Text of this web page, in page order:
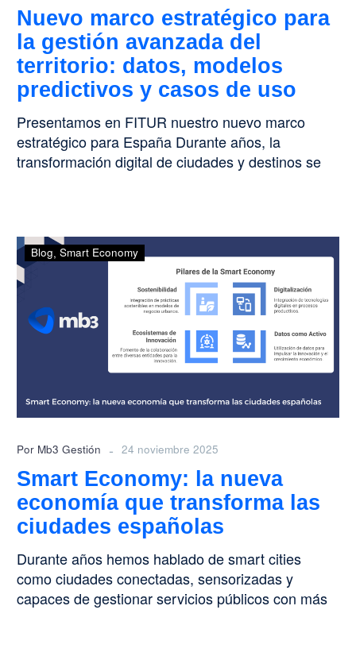
y
casos
de
uso
Nuevo marco estratégico para
la gestión avanzada del
territorio: datos, modelos
predictivos y casos de uso
Presentamos en FITUR nuestro nuevo marco
estratégico para España Durante años, la
transformación digital de ciudades y destinos se
Economy:
la
nueva
que
transforma
ciudades
españolas
Blog Smart Economy
Por Mb3 Gestión - 24 noviembre 2025
Smart Economy: la nueva
economía que transforma las
ciudades españolas
Durante años hemos hablado de smart cities
como ciudades conectadas, sensorizadas y
capaces de gestionar servicios públicos con más